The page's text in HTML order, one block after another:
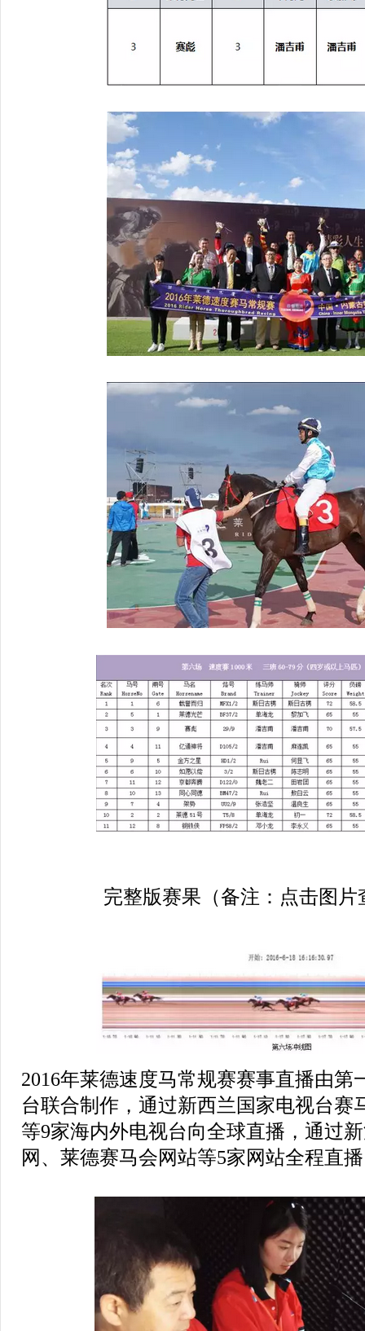
完整版赛果（备注：点击图片
2016年莱德速度马常规赛赛事直播由第
台联合制作，通过新西兰国家电视台赛
等9家海内外电视台向全球直播，通过
网、莱德赛马会网站等5家网站全程直